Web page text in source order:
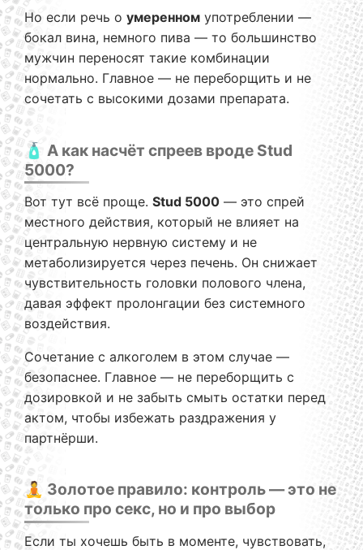
Но если речь о умеренном употреблении —
бокал вина, немного пива — то большинство
мужчин переносят такие комбинации
нормально. Главное — не переборщить и не
сочетать с высокими дозами препарата.
🧴 А как насчёт спреев вроде Stud
5000?
Вот тут всё проще. Stud 5000 — это спрей
местного действия, который не влияет на
центральную нервную систему и не
метаболизируется через печень. Он снижает
чувствительность головки полового члена,
давая эффект пролонгации без системного
воздействия.
Сочетание с алкоголем в этом случае —
безопаснее. Главное — не переборщить с
дозировкой и не забыть смыть остатки перед
актом, чтобы избежать раздражения у
партнёрши.
🧘 Золотое правило: контроль — это не
только про секс, но и про выбор
Если ты хочешь быть в моменте, чувствовать,